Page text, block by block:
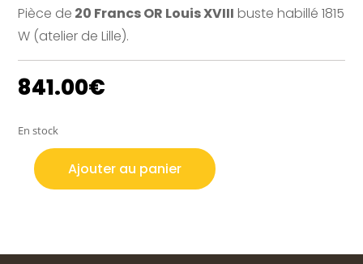
Pièce de 20 Francs OR Louis XVIII buste habillé 1815
W (atelier de Lille).
841.00€
En stock
quantité Ajouter au panier